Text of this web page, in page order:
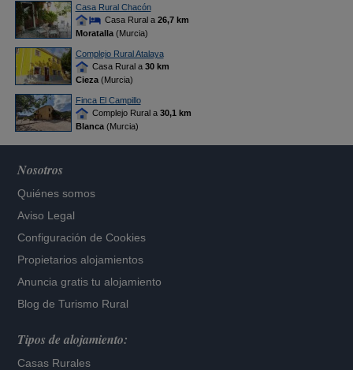
Casa Rural Chacón
Casa Rural a 26,7 km
Moratalla(Murcia)
Complejo Rural Atalaya
Casa Rural a 30 km
Cieza(Murcia)
Finca El Campillo
Complejo Rural a 30,1 km
Blanca(Murcia)
Nosotros
Quiénes somos
Aviso Legal
Configuración de Cookies
Propietarios alojamientos
Anuncia gratis tu alojamiento
Blog de Turismo Rural
Tipos de alojamiento:
Casas Rurales